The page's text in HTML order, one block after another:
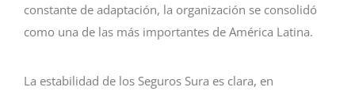
constante de adaptación, la organización se consolidó
como una de las más importantes de América Latina.
La estabilidad de los Seguros Sura es clara, en